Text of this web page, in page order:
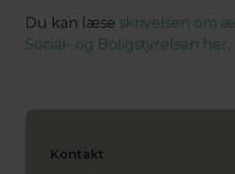
Du kan læse skrivelsen om
Social- og Boligstyrelsen her.
Kontakt